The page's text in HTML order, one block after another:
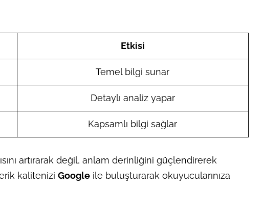
Etkisi
Temel bilgi sunar
Detaylı analiz yapar
Kapsamlı bilgi sağlar
artırarak değil, anlam derinliğini güçlendirerek
kalitenizi Googleile buluşturarak okuyucularınıza